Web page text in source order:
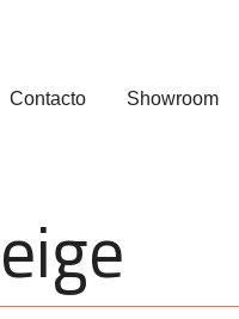
Contacto Showroom